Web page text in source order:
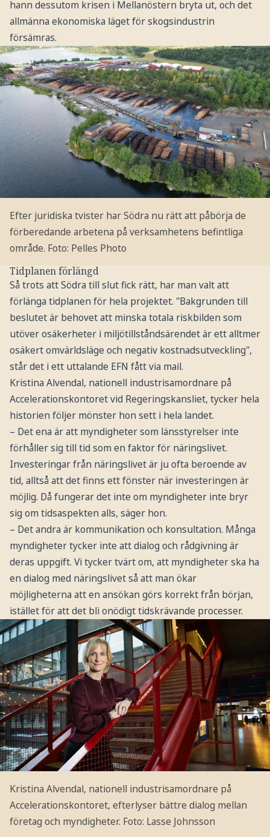
hann dessutom krisen i Mellanöstern bryta ut, och det
allmänna ekonomiska läget för skogsindustrin
försämras.
Efter juridiska tvister har Södra nu rätt att påbörja de
förberedande arbetena på verksamhetens befintliga
område. Foto: Pelles Photo
Tidplanen förlängd
Så trots att Södra till slut fick rätt, har man valt att
förlänga tidplanen för hela projektet. "Bakgrunden till
beslutet är behovet att minska totala riskbilden som
utöver osäkerheter i miljötillståndsärendet är ett alltmer
osäkert omvärldsläge och negativ kostnadsutveckling",
står det i ett uttalande EFN fått via mail.
Kristina Alvendal, nationell industrisamordnare på
Accelerationskontoret vid Regeringskansliet, tycker hela
historien följer mönster hon sett i hela landet.
– Det ena är att myndigheter som länsstyrelser inte
förhåller sig till tid som en faktor för näringslivet.
Investeringar från näringslivet är ju ofta beroende av
tid, alltså att det finns ett fönster när investeringen är
möjlig. Då fungerar det inte om myndigheter inte bryr
sig om tidsaspekten alls, säger hon.
– Det andra är kommunikation och konsultation. Många
myndigheter tycker inte att dialog och rådgivning är
deras uppgift. Vi tycker tvärt om, att myndigheter ska ha
en dialog med näringslivet så att man ökar
möjligheterna att en ansökan görs korrekt från början,
istället för att det bli onödigt tidskrävande processer.
Kristina Alvendal, nationell industrisamordnare på
Accelerationskontoret, efterlyser bättre dialog mellan
företag och myndigheter. Foto: Lasse Johnsson